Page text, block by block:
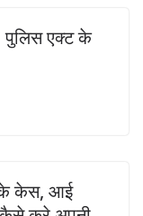
पुलिस एक्ट के
के केस, आई